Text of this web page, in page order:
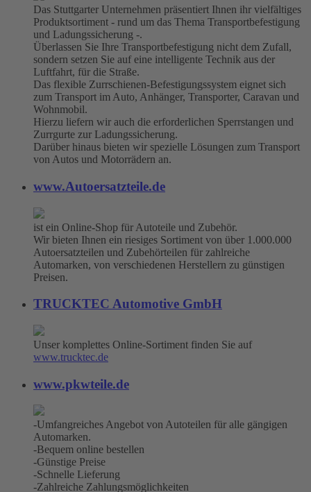
Das Stuttgarter Unternehmen präsentiert Ihnen ihr vielfältiges
Produktsortiment - rund um das Thema Transportbefestigung
und Ladungssicherung -.
Überlassen Sie Ihre Transportbefestigung nicht dem Zufall,
sondern setzen Sie auf eine intelligente Technik aus der
Luftfahrt, für die Straße.
Das flexible Zurrschienen-Befestigungssystem eignet sich
zum Transport im Auto, Anhänger, Transporter, Caravan und
Wohnmobil.
Hierzu liefern wir auch die erforderlichen Sperrstangen und
Zurrgurte zur Ladungssicherung.
Darüber hinaus bieten wir spezielle Lösungen zum Transport
von Autos und Motorrädern an.
www.Autoersatzteile.de
ist ein Online-Shop für Autoteile und Zubehör.
Wir bieten Ihnen ein riesiges Sortiment von über 1.000.000
Autoersatzteilen und Zubehörteilen für zahlreiche
Automarken, von verschiedenen Herstellern zu günstigen
Preisen.
TRUCKTEC Automotive GmbH
Unser komplettes Online-Sortiment finden Sie auf
www.trucktec.de
www.pkwteile.de
-Umfangreiches Angebot von Autoteilen für alle gängigen
Automarken.
-Bequem online bestellen
-Günstige Preise
-Schnelle Lieferung
-Zahlreiche Zahlungsmöglichkeiten